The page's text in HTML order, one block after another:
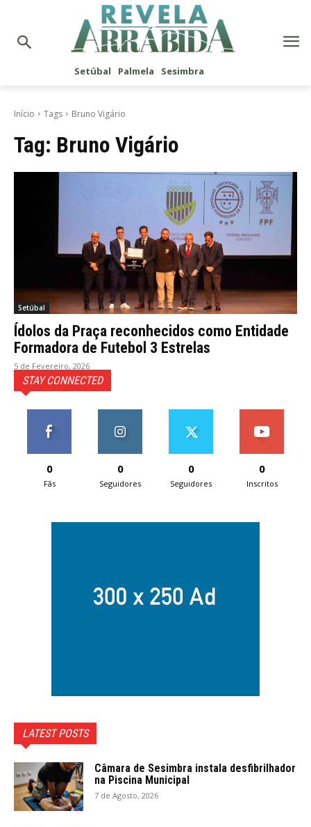
Setúbal Palmela Sesimbra
Início Tags Bruno Vigário
Tag: Bruno Vigário
Setúbal
Ídolos da Praça reconhecidos como Entidade
Formadora de Futebol 3 Estrelas
5 de Fevereiro, 2026
STAY CONNECTED
0
Fãs
0
Seguidores
0
Seguidores
0
Inscritos
LATEST POSTS
Câmara de Sesimbra instala desfibrilhador
na Piscina Municipal
7 de Agosto, 2026